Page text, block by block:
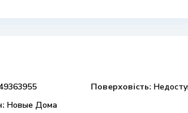
Поверховість:
Новые Дома